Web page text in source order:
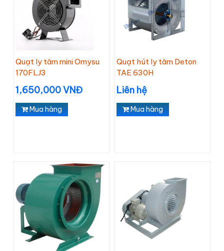
Quạt ly tâm mini Omysu
170FLJ3
1,650,000 VNĐ
Mua hàng
Quạt hút ly tâm Deton
TAE 630H
Liên hệ
Mua hàng